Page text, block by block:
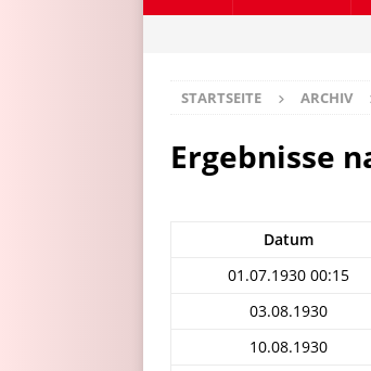
STARTSEITE ARCHIV
Ergebnisse
Datum
01.07.1930 00:15
03.08.1930
10.08.1930